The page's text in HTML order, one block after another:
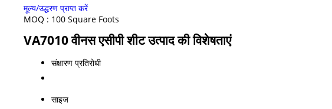
मूल्य/उद्धरण प्राप्त करें
MOQ : 100 Square Foots
VA7010 वीनस एसीपी शीट उत्पाद की विशेषताएं
संक्षारण प्रतिरोधी
साइज